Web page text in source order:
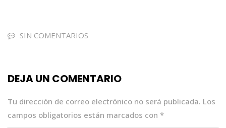
e
o
k
tets
p
e
SIN COMENTARIOS
DEJA UN COMENTARIO
Tu dirección de correo electrónico no será publicada. Los
campos obligatorios están marcados con *